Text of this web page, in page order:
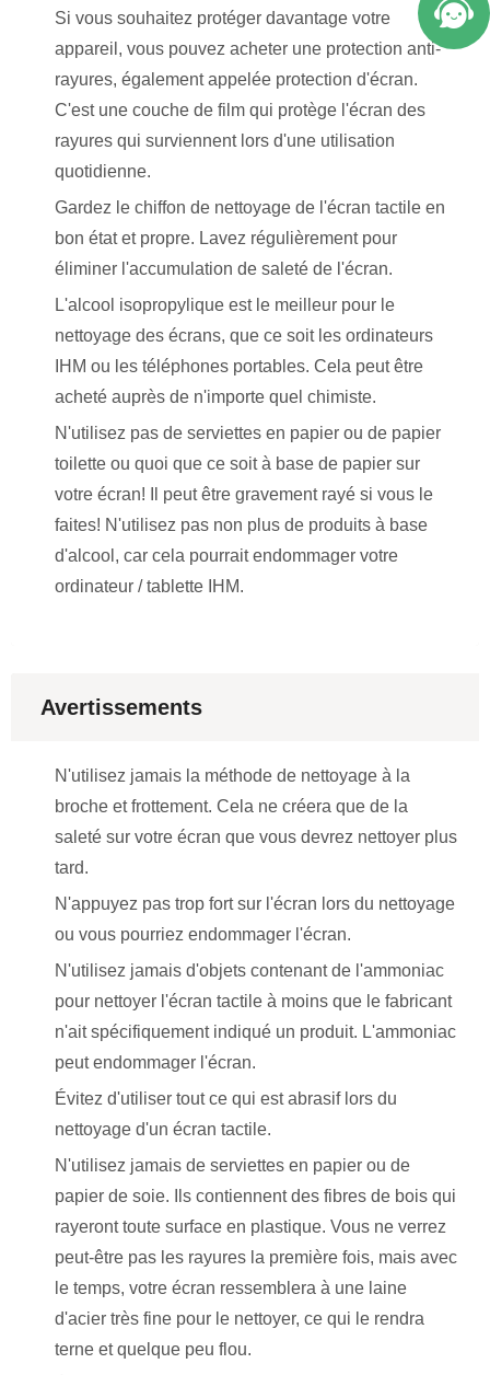
Si vous souhaitez protéger davantage votre
appareil, vous pouvez acheter une protection anti-
rayures, également appelée protection d'écran.
C'est une couche de film qui protège l'écran des
rayures qui surviennent lors d'une utilisation
quotidienne.
Gardez le chiffon de nettoyage de l'écran tactile en
bon état et propre. Lavez régulièrement pour
éliminer l'accumulation de saleté de l'écran.
L'alcool isopropylique est le meilleur pour le
nettoyage des écrans, que ce soit les ordinateurs
IHM ou les téléphones portables. Cela peut être
acheté auprès de n'importe quel chimiste.
N'utilisez pas de serviettes en papier ou de papier
toilette ou quoi que ce soit à base de papier sur
votre écran! Il peut être gravement rayé si vous le
faites! N'utilisez pas non plus de produits à base
d'alcool, car cela pourrait endommager votre
ordinateur / tablette IHM.
Avertissements
N'utilisez jamais la méthode de nettoyage à la
broche et frottement. Cela ne créera que de la
saleté sur votre écran que vous devrez nettoyer plus
tard.
N'appuyez pas trop fort sur l'écran lors du nettoyage
ou vous pourriez endommager l'écran.
N'utilisez jamais d'objets contenant de l'ammoniac
pour nettoyer l'écran tactile à moins que le fabricant
n'ait spécifiquement indiqué un produit. L'ammoniac
peut endommager l'écran.
Évitez d'utiliser tout ce qui est abrasif lors du
nettoyage d'un écran tactile.
N'utilisez jamais de serviettes en papier ou de
papier de soie. Ils contiennent des fibres de bois qui
rayeront toute surface en plastique. Vous ne verrez
peut-être pas les rayures la première fois, mais avec
le temps, votre écran ressemblera à une laine
d'acier très fine pour le nettoyer, ce qui le rendra
terne et quelque peu flou.